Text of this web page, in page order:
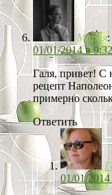
Мария:
01/01/2014 в
Галя, привет! С
рецепт
примерно
Ответить
01/01/